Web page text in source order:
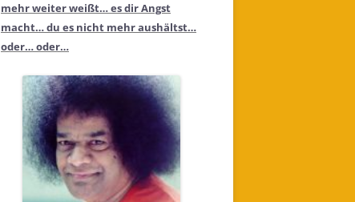
mehr weiter weißt… es dir Angst
macht… du es nicht mehr aushältst…
oder… oder…